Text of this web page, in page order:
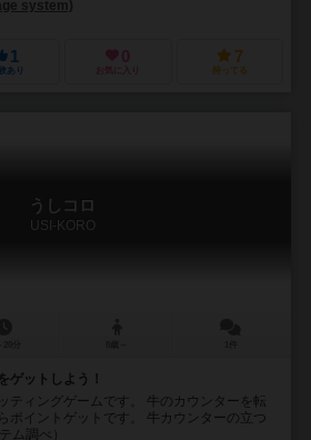
system)
1
あり
0
お気に入り
7
持ってる
うしコロ
USI-KORO
ゲットしよう！
ティングゲームです。 牛のカウンターを転
ポイントゲットです。 牛カウンターの立つ
ム調べ）